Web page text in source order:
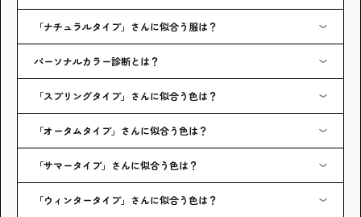
「ナチュラルタイプ」さんに似合う服は？
パーソナルカラー診断とは？
「スプリングタイプ」さんに似合う色は？
「オータムタイプ」さんに似合う色は？
「サマータイプ」さんに似合う色は？
「ウィンタータイプ」さんに似合う色は？